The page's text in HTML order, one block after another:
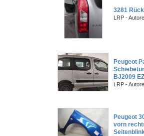
3281
LRP -
Peugeot
BJ2009
LRP -
Peugeot
vorn